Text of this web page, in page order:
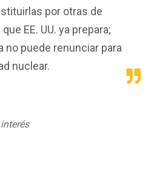
por otras de
EE. UU. ya prepara;
no puede renunciar para
nuclear.